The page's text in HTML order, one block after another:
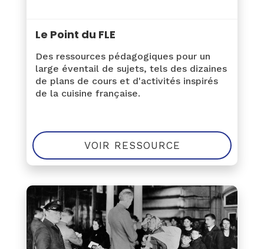
Le Point du FLE
Des ressources pédagogiques pour un
large éventail de sujets, tels des dizaines
de plans de cours et d'activités inspirés
de la cuisine française.
VOIR RESSOURCE